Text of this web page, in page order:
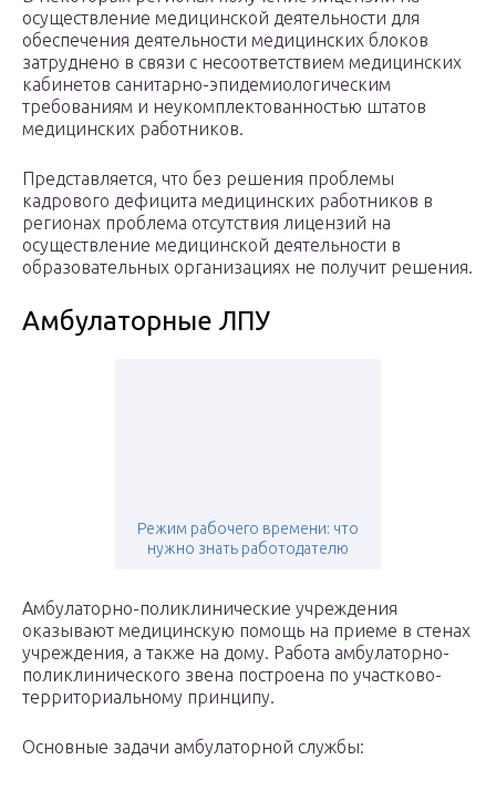
осуществление медицинской деятельности для
обеспечения деятельности медицинских блоков
затруднено в связи с несоответствием медицинских
кабинетов санитарно-эпидемиологическим
требованиям и неукомплектованностью штатов
медицинских работников.
Представляется, что без решения проблемы
кадрового дефицита медицинских работников в
регионах проблема отсутствия лицензий на
осуществление медицинской деятельности в
образовательных организациях не получит решения.
Амбулаторные ЛПУ
Режим рабочего времени: что
нужно знать работодателю
Амбулаторно-поликлинические учреждения
оказывают медицинскую помощь на приеме в стенах
учреждения, а также на дому. Работа амбулаторно-
поликлинического звена построена по участково-
территориальному принципу.
Основные задачи амбулаторной службы: